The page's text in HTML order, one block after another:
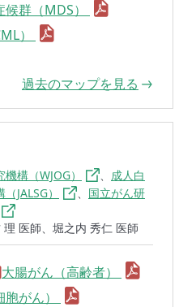
群（MDS）
）
過去のマップを見る
構（WJOG） 、 成人白
JALSG）
、 国立がん研
医師、堀之内 秀仁 医師
大腸がん（高齢者）
がん）